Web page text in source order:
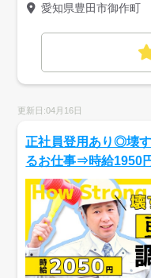
愛知県豊田市御作町
更新日:04月16日
正社員登用あり◎壊
るお仕事⇒時給1950